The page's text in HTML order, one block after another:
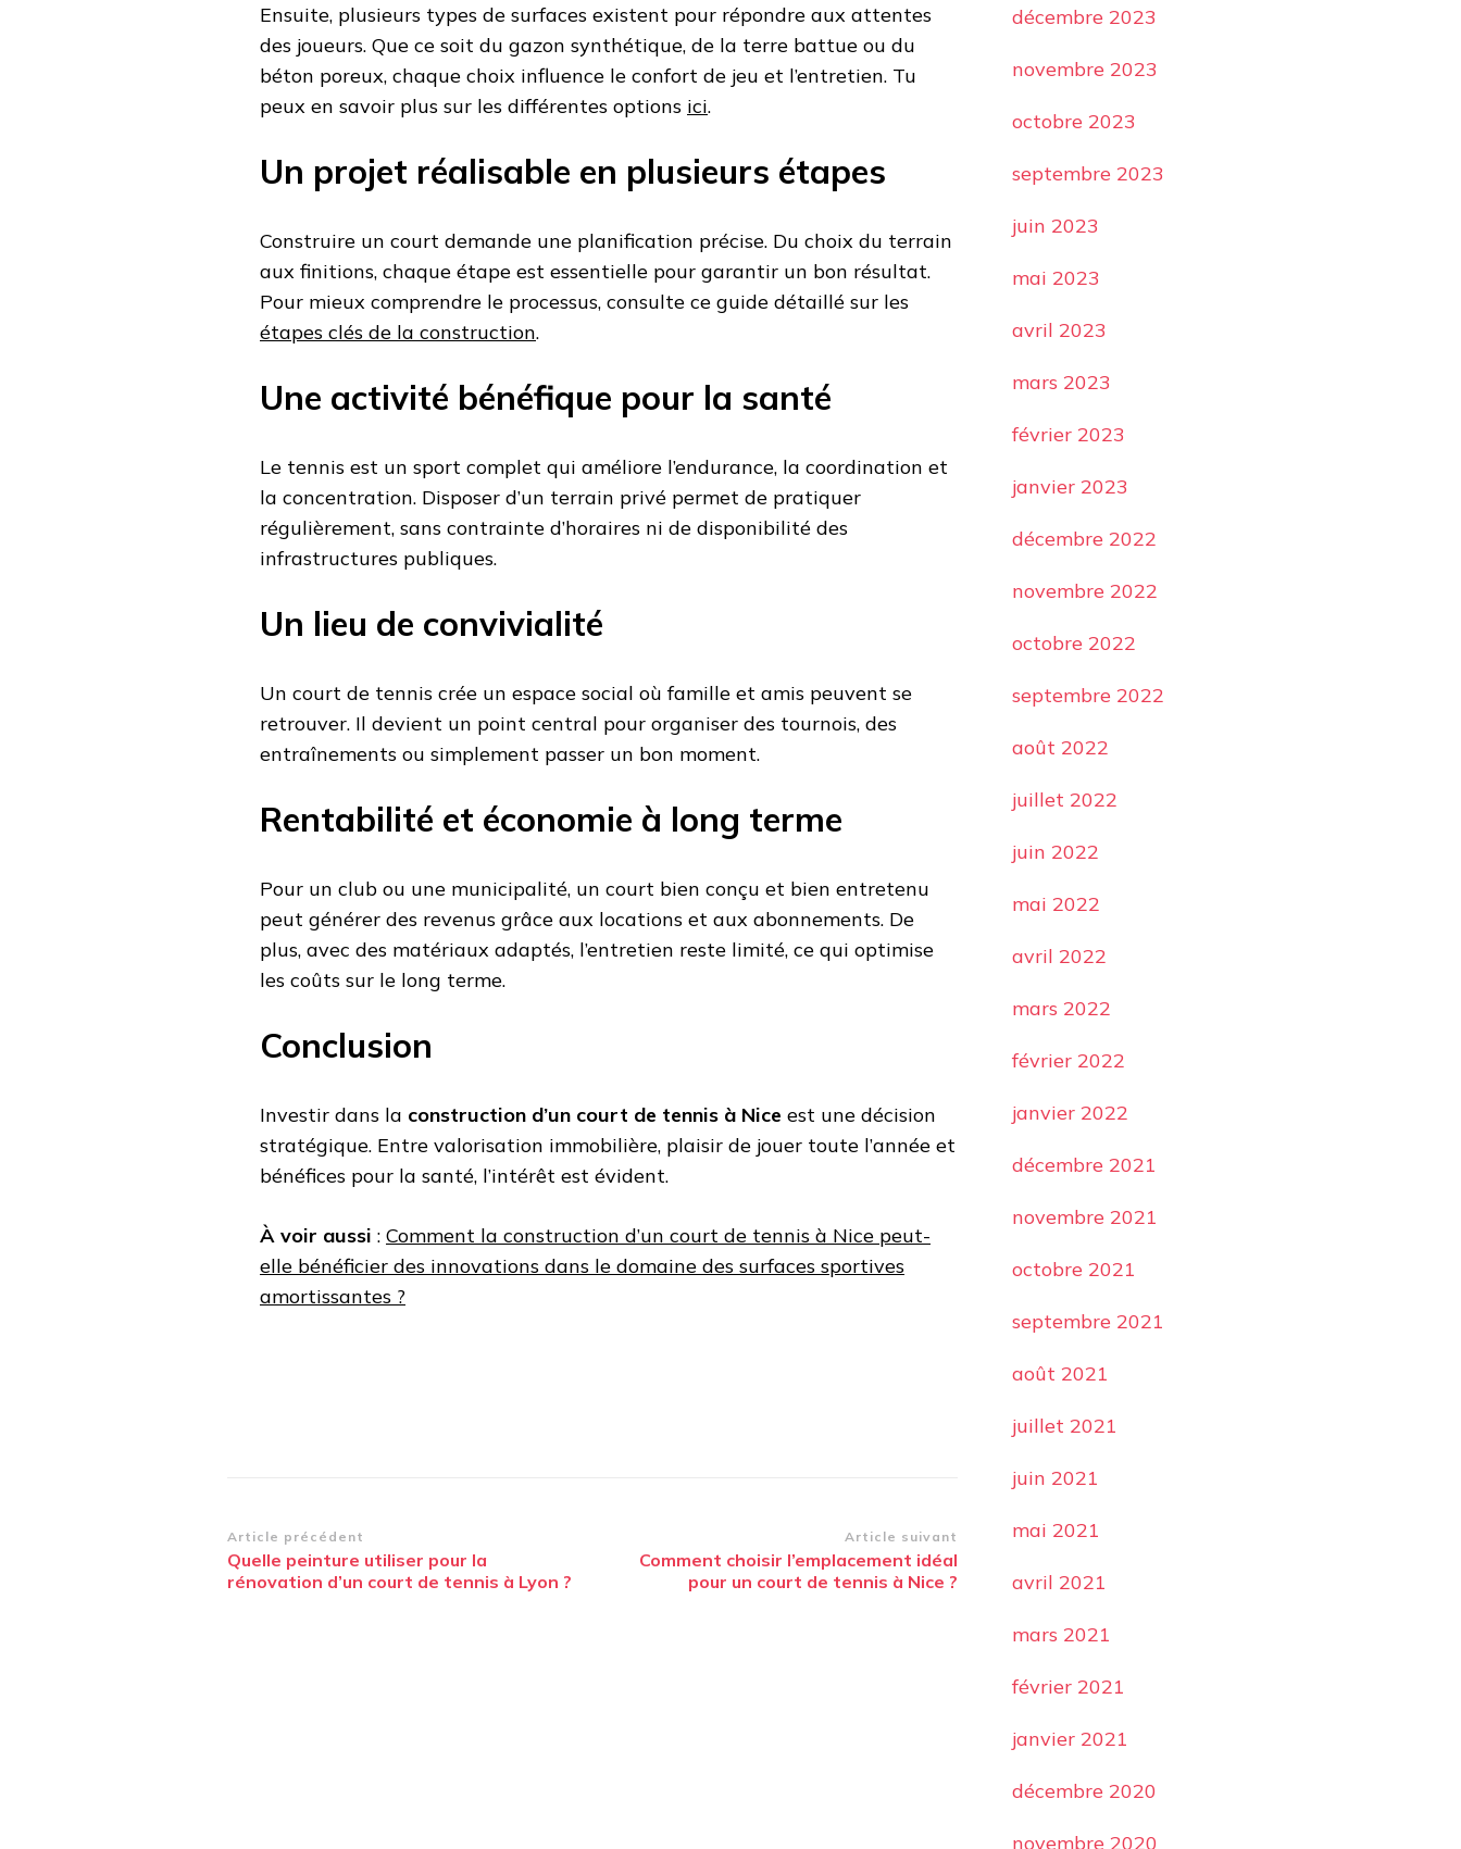
Ensuite, plusieurs types de surfaces existent pour répondre aux attentes
des joueurs. Que ce soit du gazon synthétique, de la terre battue ou du
béton poreux, chaque choix influence le confort de jeu et l’entretien. Tu
peux en savoir plus sur les différentes options ici.
Un projet réalisable en plusieurs étapes
Construire un court demande une planification précise. Du choix du terrain
aux finitions, chaque étape est essentielle pour garantir un bon résultat.
Pour mieux comprendre le processus, consulte ce guide détaillé sur les
étapes clés de la construction.
Une activité bénéfique pour la santé
Le tennis est un sport complet qui améliore l’endurance, la coordination et
la concentration. Disposer d’un terrain privé permet de pratiquer
régulièrement, sans contrainte d’horaires ni de disponibilité des
infrastructures publiques.
Un lieu de convivialité
Un court de tennis crée un espace social où famille et amis peuvent se
retrouver. Il devient un point central pour organiser des tournois, des
entraînements ou simplement passer un bon moment.
Rentabilité et économie à long terme
Pour un club ou une municipalité, un court bien conçu et bien entretenu
peut générer des revenus grâce aux locations et aux abonnements. De
plus, avec des matériaux adaptés, l’entretien reste limité, ce qui optimise
les coûts sur le long terme.
Conclusion
Investir dans la construction d’un court de tennis à Nice est une décision
stratégique. Entre valorisation immobilière, plaisir de jouer toute l’année et
bénéfices pour la santé, l’intérêt est évident.
À voir aussi : Comment la construction d’un court de tennis à Nice peut-
elle bénéficier des innovations dans le domaine des surfaces sportives
amortissantes ?
Navigation
d’article
Article précédent
Quelle peinture utiliser pour la
rénovation d’un court de tennis à Lyon ?
Article suivant
Comment choisir l’emplacement idéal
pour un court de tennis à Nice ?
décembre 2023
novembre 2023
octobre 2023
septembre 2023
juin 2023
mai 2023
avril 2023
mars 2023
février 2023
janvier 2023
décembre 2022
novembre 2022
octobre 2022
septembre 2022
août 2022
juillet 2022
juin 2022
mai 2022
avril 2022
mars 2022
février 2022
janvier 2022
décembre 2021
novembre 2021
octobre 2021
septembre 2021
août 2021
juillet 2021
juin 2021
mai 2021
avril 2021
mars 2021
février 2021
janvier 2021
décembre 2020
novembre 2020